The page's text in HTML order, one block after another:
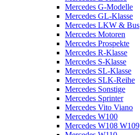
Mercedes G-Modelle
Mercedes GL-Klasse
Mercedes LKW & Bus
Mercedes Motoren
Mercedes Prospekte
Mercedes R-Klasse
Mercedes S-Klasse
Mercedes SL-Klasse
Mercedes SLK-Reihe
Mercedes Sonstige
Mercedes Sprinter
Mercedes Vito Viano
Mercedes W100
Mercedes W108 W109